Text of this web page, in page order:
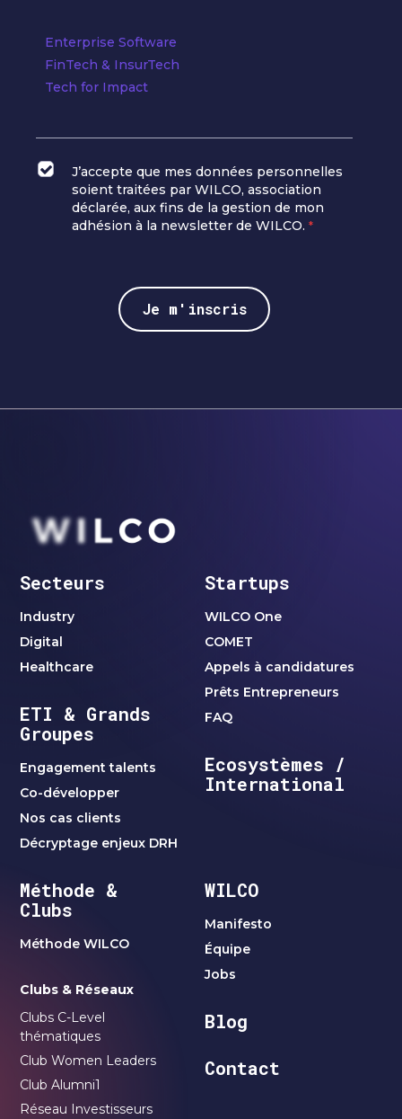
Enterprise Software
FinTech & InsurTech
Tech for Impact
J’accepte que mes données personnelles
soient traitées par WILCO, association
déclarée, aux fins de la gestion de mon
adhésion à la newsletter de WILCO. *
Secteurs
Industry
Digital
Healthcare
ETI & Grands
Groupes
Engagement talents
Co-développer
Nos cas clients
Décryptage enjeux DRH
Startups
WILCO One
COMET
Appels à candidatures
Prêts Entrepreneurs
FAQ
Ecosystèmes /
International
Méthode &
Clubs
Méthode WILCO
Clubs & Réseaux
Clubs C-Level
thématiques
Club Women Leaders
Club Alumni1
Réseau Investisseurs
WILCO
Manifesto
Équipe
Jobs
Blog
Contact